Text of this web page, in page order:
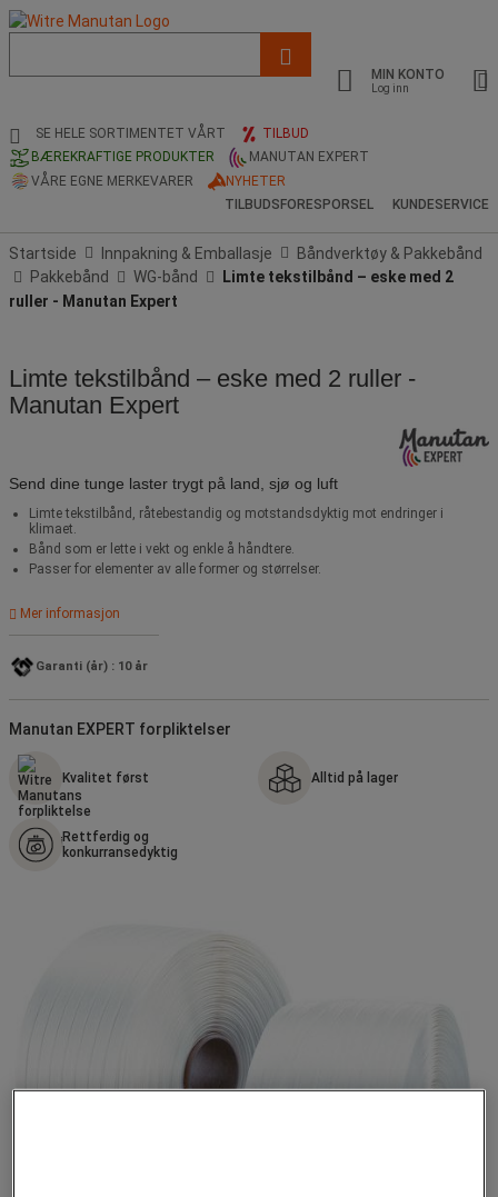
og
søkehistorikk
MIN KONTO
Log inn
SE HELE SORTIMENTET VÅRT
TILBUD
BÆREKRAFTIGE PRODUKTER
MANUTAN EXPERT
VÅRE EGNE MERKEVARER
NYHETER
TILBUDSFORESPORSEL
KUNDESERVICE
Startside Innpakning & Emballasje
Båndverktøy & Pakkebånd
Pakkebånd
WG-bånd
Limte tekstilbånd – eske med 2
ruller - Manutan Expert
Limte tekstilbånd – eske med 2 ruller -
Manutan Expert
Send dine tunge laster trygt på land, sjø og luft
Limte tekstilbånd, råtebestandig og motstandsdyktig mot endringer i
klimaet.
Bånd som er lette i vekt og enkle å håndtere.
Passer for elementer av alle former og størrelser.
Mer informasjon
Garanti (år) : 10 år
Manutan EXPERT forpliktelser
Kvalitet først Alltid på lager
Rettferdig og
konkurransedyktig